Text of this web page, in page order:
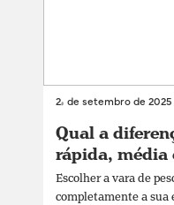
24 de setembro de 2025
Qual a
rápida, média
Escolher a vara de
completamente a sua